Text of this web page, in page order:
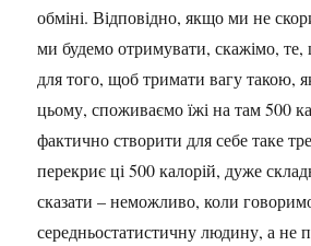
обміні. Відповідно, якщо ми не
ми будемо отримувати, скажімо,
для того, щоб тримати вагу такою,
цьому, споживаємо їжі на там 500
фактично створити для себе таке
перекриє ці 500 калорій, дуже
сказати – неможливо, коли
середньостатистичну людину, а не